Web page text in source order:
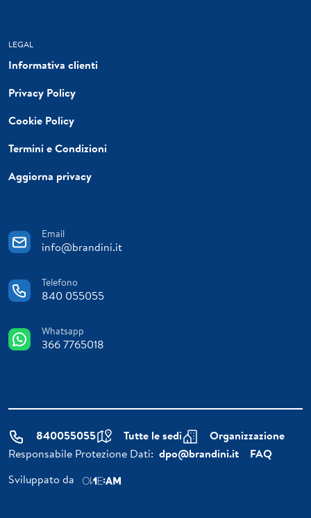
LEGAL
Informativa clienti
Privacy Policy
Cookie Policy
Termini e Condizioni
Aggiorna privacy
Email
info@brandini.it
Telefono
840 055055
Whatsapp
366 7765018
840055055 Tutte le sedi
Organizzazione
Responsabile Protezione Dati: dpo@brandini.it
FAQ
Sviluppato da